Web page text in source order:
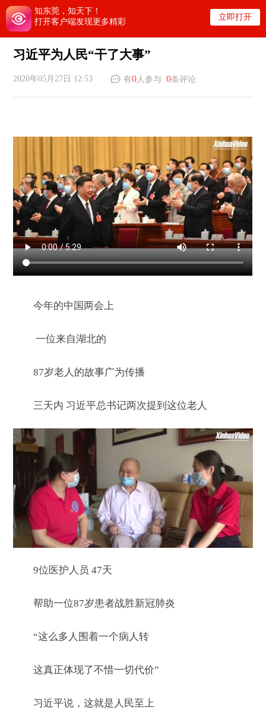
知东莞，知天下！
打开客户端发现更多精彩
立即打开
习近平为人民“干了大事”
2020年05月27日 12:53 有0人参与0条评论
今年的中国两会上
一位来自湖北的
87岁老人的故事广为传播
三天内 习近平总书记两次提到这位老人
9位医护人员 47天
帮助一位87岁患者战胜新冠肺炎
“这么多人围着一个病人转
这真正体现了不惜一切代价”
习近平说，这就是人民至上